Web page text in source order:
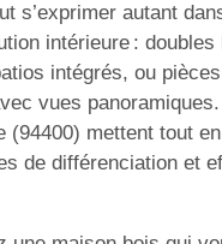
s’exprimer autant
intérieure : doubles
intégrés, ou
vues
(94400) mettent tout
de différenciation et